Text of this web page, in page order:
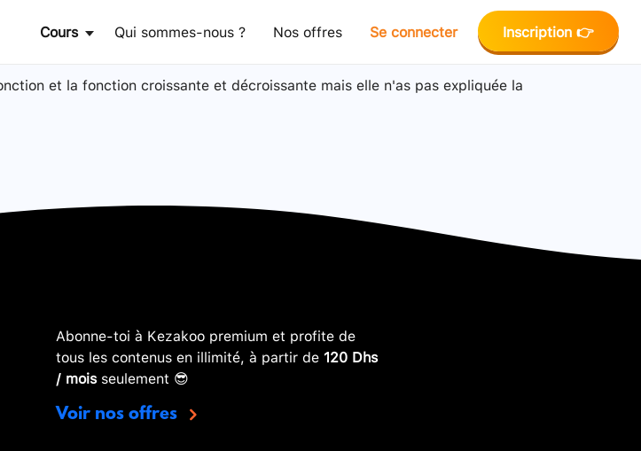
Cours Qui sommes-nous ? Nos offres Se connecter Inscription 👉
et la fonction croissante et décroissante mais elle n'as pas expliquée la
Abonne-toi à Kezakoo premium et profite de
tous les contenus en illimité, à partir de 120 Dhs
/ moisseulement 😎
Voir nos offres